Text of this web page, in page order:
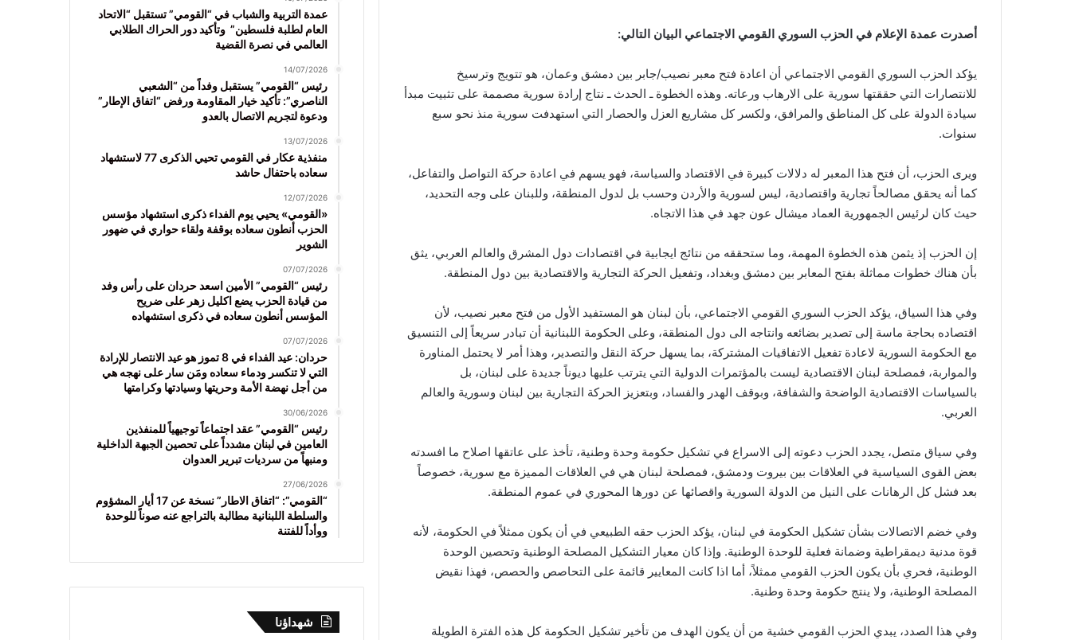
أصدرت عمدة الإعلام في الحزب السوري القومي الاجتماعي البيان التالي:
يؤكد الحزب السوري القومي الاجتماعي أن اعادة فتح معبر نصيب/جابر بين دمشق وعمان، هو تتويج وترسيخ
للانتصارات التي حققتها سورية على الارهاب ورعاته. وهذه الخطوة ـ الحدث ـ نتاج إرادة سورية مصممة على تثبيت مبدأ
سيادة الدولة على كل المناطق والمرافق، ولكسر كل مشاريع العزل والحصار التي استهدفت سورية منذ نحو سبع
سنوات.
ويرى الحزب، أن فتح هذا المعبر له دلالات كبيرة في الاقتصاد والسياسة، فهو يسهم في اعادة حركة التواصل والتفاعل،
كما أنه يحقق مصالحاً تجارية واقتصادية، ليس لسورية والأردن وحسب بل لدول المنطقة، وللبنان على وجه التحديد،
حيث كان لرئيس الجمهورية العماد ميشال عون جهد في هذا الاتجاه.
إن الحزب إذ يثمن هذه الخطوة المهمة، وما ستحققه من نتائج ايجابية في اقتصادات دول المشرق والعالم العربي، يثق
بأن هناك خطوات مماثلة بفتح المعابر بين دمشق وبغداد، وتفعيل الحركة التجارية والاقتصادية بين دول المنطقة.
وفي هذا السياق، يؤكد الحزب السوري القومي الاجتماعي، بأن لبنان هو المستفيد الأول من فتح معبر نصيب، لأن
اقتصاده بحاجة ماسة إلى تصدير بضائعه وانتاجه الى دول المنطقة، وعلى الحكومة اللبنانية أن تبادر سريعاً إلى التنسيق
مع الحكومة السورية لاعادة تفعيل الاتفاقيات المشتركة، بما يسهل حركة النقل والتصدير، وهذا أمر لا يحتمل المناورة
والمواربة، فمصلحة لبنان الاقتصادية ليست بالمؤتمرات الدولية التي يترتب عليها ديوناً جديدة على لبنان، بل
بالسياسات الاقتصادية الواضحة والشفافة، وبوقف الهدر والفساد، وبتعزيز الحركة التجارية بين لبنان وسورية والعالم
العربي.
وفي سياق متصل، يجدد الحزب دعوته إلى الاسراع في تشكيل حكومة وحدة وطنية، تأخذ على عاتقها اصلاح ما افسدته
بعض القوى السياسية في العلاقات بين بيروت ودمشق، فمصلحة لبنان هي في العلاقات المميزة مع سورية، خصوصاً
بعد فشل كل الرهانات على النيل من الدولة السورية واقصائها عن دورها المحوري في عموم المنطقة.
وفي خضم الاتصالات بشأن تشكيل الحكومة في لبنان، يؤكد الحزب حقه الطبيعي في أن يكون ممثلاً في الحكومة، لأنه
قوة مدنية ديمقراطية وضمانة فعلية للوحدة الوطنية. وإذا كان معيار التشكيل المصلحة الوطنية وتحصين الوحدة
الوطنية، فحري بأن يكون الحزب القومي ممثلاً، أما اذا كانت المعايير قائمة على التحاصص والحصص، فهذا نقيض
المصلحة الوطنية، ولا ينتج حكومة وحدة وطنية.
وفي هذا الصدد، يبدي الحزب القومي خشية من أن يكون الهدف من تأخير تشكيل الحكومة كل هذه الفترة الطويلة
عمدة التربية والشباب في “القومي” تستقبل “الاتحاد
العام لطلبة فلسطين” وتأكيد دور الحراك الطلابي
العالمي في نصرة القضية
14/07/2026
رئيس “القومي” يستقبل وفداً من “الشعبي
الناصري”: تأكيد خيار المقاومة ورفض “اتفاق الإطار”
ودعوة لتجريم الاتصال بالعدو
13/07/2026
منفذية عكار في القومي تحيي الذكرى 77 لاستشهاد
سعاده باحتفال حاشد
12/07/2026
«القومي» يحيي يوم الفداء ذكرى استشهاد مؤسس
الحزب أنطون سعاده بوقفة ولقاء حواري في ضهور
الشوير
07/07/2026
رئيس “القومي” الأمين اسعد حردان على رأس وفد
من قيادة الحزب يضع اكليل زهر على ضريح
المؤسس أنطون سعاده في ذكرى استشهاده
07/07/2026
حردان: عيد الفداء في 8 تموز هو عيد الانتصار للإرادة
التي لا تنكسر ودماء سعاده ومَن سار على نهجه هي
من أجل نهضة الأمة وحريتها وسيادتها وكرامتها
30/06/2026
رئيس “القومي” عقد اجتماعاً توجيهياً للمنفذين
العامين في لبنان مشدداً على تحصين الجبهة الداخلية
ومنبهاً من سرديات تبرير العدوان
27/06/2026
“القومي”: “اتفاق الاطار” نسخة عن 17 أيار المشؤوم
والسلطة اللبنانية مطالبة بالتراجع عنه صوناً للوحدة
ووأداً للفتنة
شهداؤنا